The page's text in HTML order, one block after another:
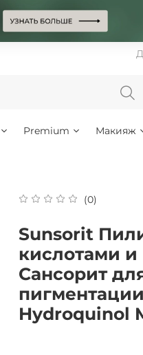
Premium Макияж
(0)
Sunsorit
кислотами
Сансорит
Hydroquinol